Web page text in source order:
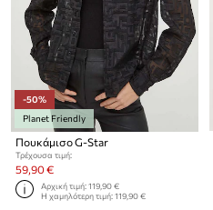
-50%
Planet Friendly
Πουκάμισο G-Star
Τρέχουσα τιμή:
59,90 €
Αρχική τιμή:119,90 €
Η χαμηλότερη τιμή:119,90 €